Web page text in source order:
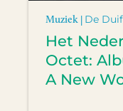
Muziek | De Duif
Het
Octet:
A New